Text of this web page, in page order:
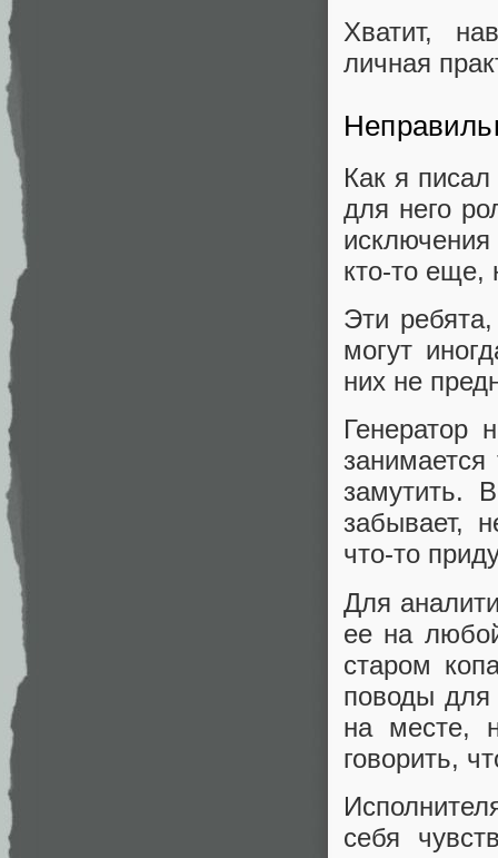
Хватит,
личная
Как я
для него
кто-то еще,
Эти
могут
них не
Генератор
замутить.
забывает,
что-то
Для
ее на
старом
поводы для
на месте,
говорить,
себя